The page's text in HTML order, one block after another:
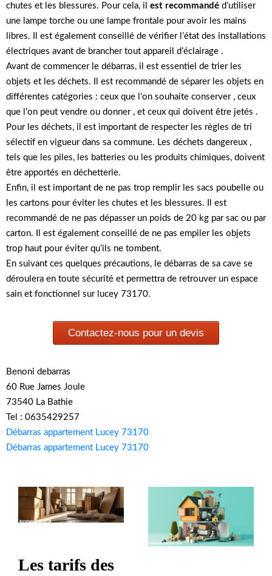
chutes et les blessures. Pour cela, il est recommandé d’utiliser
une lampe torche ou une lampe frontale pour avoir les mains
libres. Il est également conseillé de vérifier l’état des installations
électriques avant de brancher tout appareil d’éclairage .
Avant de commencer le débarras, il est essentiel de trier les
objets et les déchets. Il est recommandé de séparer les objets en
différentes catégories : ceux que l’on souhaite conserver , ceux
que l’on peut vendre ou donner , et ceux qui doivent être jetés .
Pour les déchets, il est important de respecter les règles de tri
sélectif en vigueur dans sa commune. Les déchets dangereux ,
tels que les piles, les batteries ou les produits chimiques, doivent
être apportés en déchetterie.
Enfin, il est important de ne pas trop remplir les sacs poubelle ou
les cartons pour éviter les chutes et les blessures. Il est
recommandé de ne pas dépasser un poids de 20 kg par sac ou par
carton. Il est également conseillé de ne pas empiler les objets
trop haut pour éviter qu’ils ne tombent.
En suivant ces quelques précautions, le débarras de sa cave se
déroulera en toute sécurité et permettra de retrouver un espace
sain et fonctionnel sur lucey 73170.
Contactez-nous pour un devis
Benoni debarras
60 Rue James Joule
73540 La Bathie
Tel : 0635429257
Débarras appartement Lucey 73170
Débarras appartement Lucey 73170
Les tarifs des